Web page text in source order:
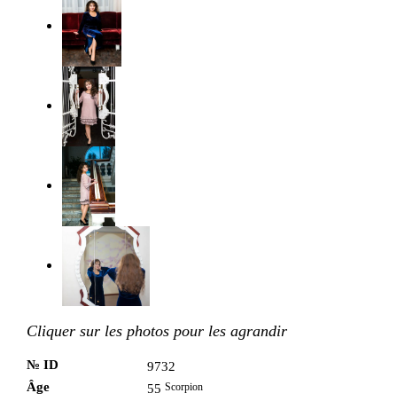
Cliquer sur les photos pour les agrandir
№ ID
9732
Âge
55 Scorpion